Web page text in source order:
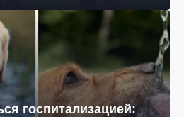
госпитализацией: